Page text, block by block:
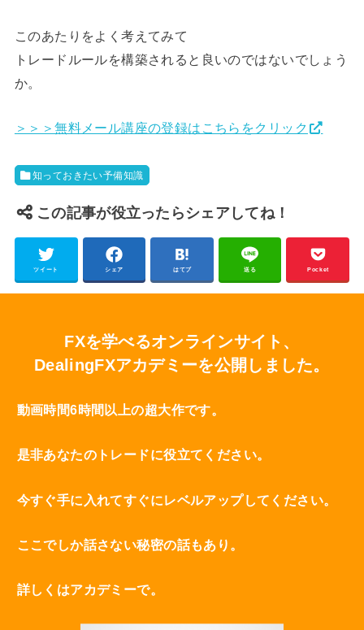
このあたりをよく考えてみて
トレードルールを構築されると良いのではないでしょう
か。
＞＞＞無料メール講座の登録はこちらをクリック
知っておきたい予備知識
この記事が役立ったらシェアしてね！
ツイート シェア はてブ 送る Pocket
FXを学べるオンラインサイト、
DealingFXアカデミーを公開しました。
動画時間6時間以上の超大作です。
是非あなたのトレードに役立てください。
今すぐ手に入れてすぐにレベルアップしてください。
ここでしか話さない秘密の話もあり。
詳しくはアカデミーで。